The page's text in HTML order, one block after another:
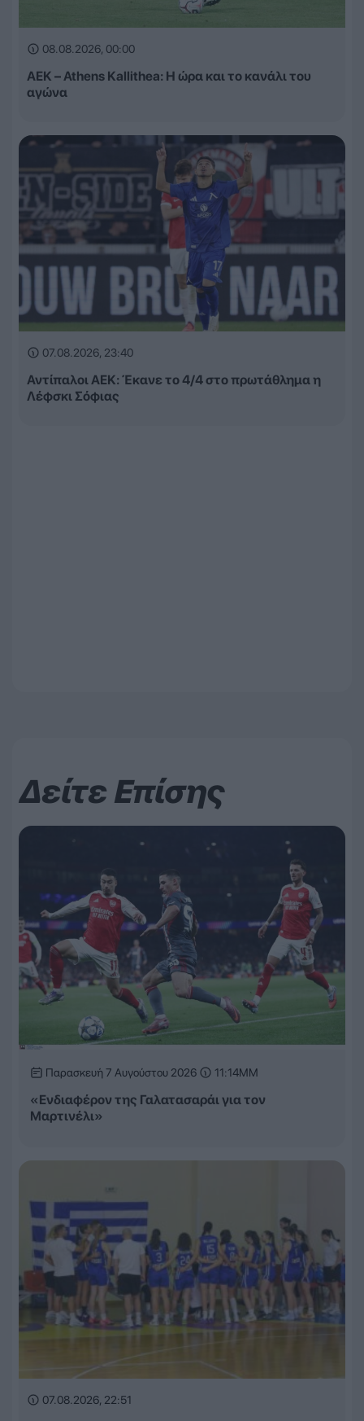
08.08.2026, 00:00
ΑΕΚ – Athens Kallithea: Η ώρα και το κανάλι του
αγώνα
07.08.2026, 23:40
Αντίπαλοι ΑΕΚ: Έκανε το 4/4 στο πρωτάθλημα η
Λέφσκι Σόφιας
Δείτε Επίσης
Παρασκευή 7 Αυγούστου 2026 11:14ΜΜ
«Ενδιαφέρον της Γαλατασαράι για τον
Μαρτινέλι»
07.08.2026, 22:51